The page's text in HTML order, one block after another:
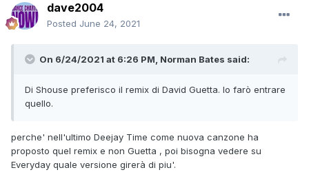
dave2004
Posted June 24, 2021
On 6/24/2021 at 6:26 PM, Norman Bates said:
Di Shouse preferisco il remix di David Guetta. Io farò entrare
quello.
perche' nell'ultimo Deejay Time come nuova canzone ha
proposto quel remix e non Guetta , poi bisogna vedere su
Everyday quale versione girerà di piu'.